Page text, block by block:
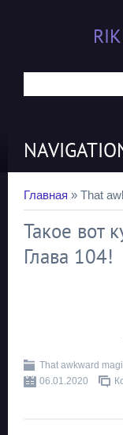
Главная » That
Такое вот
Глава 104!
That awkward
06.01.2020